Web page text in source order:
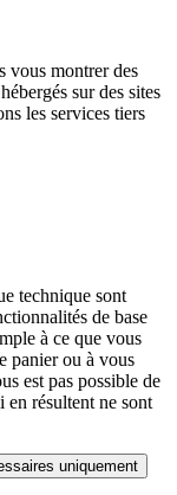
vous montrer des
sur des sites
les services tiers
technique sont
de base
à ce que vous
panier ou à vous
est pas possible de
en résultent ne sont
uniquement